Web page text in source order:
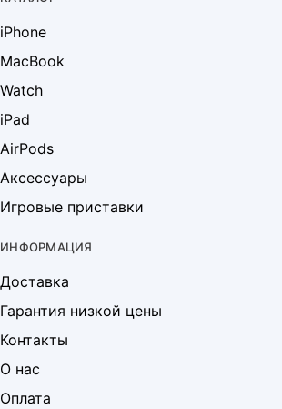
iPhone
MacBook
Watch
iPad
AirPods
Аксессуары
Игровые приставки
ИНФОРМАЦИЯ
Доставка
Гарантия низкой цены
Контакты
О нас
Оплата